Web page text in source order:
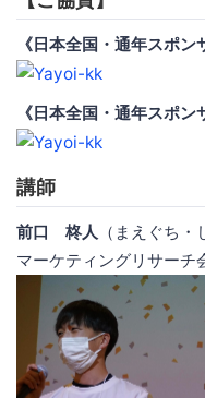
《日本全国・通年スポ
《日本全国・通年スポ
講師
前口 柊人 （まえぐち・
マーケティングリサー